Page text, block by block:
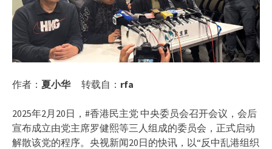
作者： 夏小华转载自： rfa
2025年2月20日，#香港民主党 中央委员会召开会议，会后
宣布成立由党主席罗健熙等三人组成的委员会，正式启动
解散该党的程序。央视新闻20日的快讯，以“反中乱港组织